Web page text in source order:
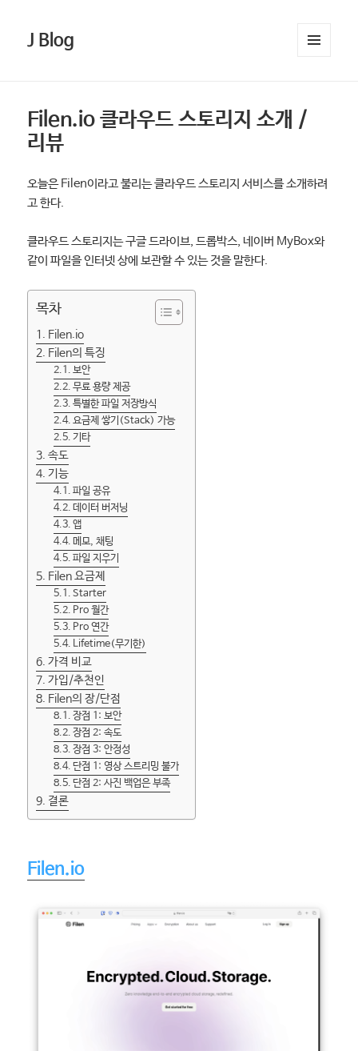
J Blog
Filen.io 클라우드 스토리지 소개 /
리뷰
오늘은 Filen이라고 불리는 클라우드 스토리지 서비스를 소개하려
고 한다.
클라우드 스토리지는 구글 드라이브, 드롭박스, 네이버 MyBox와
같이 파일을 인터넷 상에 보관할 수 있는 것을 말한다.
목차
Filen.io
Filen의 특징
보안
무료 용량 제공
특별한 파일 저장방식
요금제 쌓기(Stack) 가능
기타
속도
기능
파일 공유
데이터 버저닝
앱
메모, 채팅
파일 지우기
Filen 요금제
Starter
Pro 월간
Pro 연간
Lifetime(무기한)
가격 비교
가입/추천인
Filen의 장/단점
장점 1: 보안
장점 2: 속도
장점 3: 안정성
단점 1: 영상 스트리밍 불가
단점 2: 사진 백업은 부족
결론
Filen.io